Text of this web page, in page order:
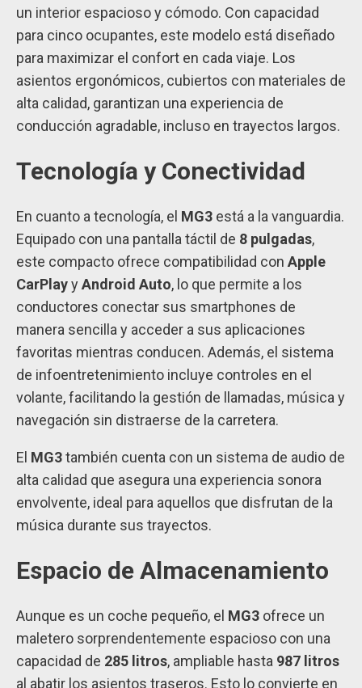
un interior espacioso y cómodo. Con capacidad
para cinco ocupantes, este modelo está diseñado
para maximizar el confort en cada viaje. Los
asientos ergonómicos, cubiertos con materiales de
alta calidad, garantizan una experiencia de
conducción agradable, incluso en trayectos largos.
Tecnología y Conectividad
En cuanto a tecnología, el MG3 está a la vanguardia.
Equipado con una pantalla táctil de 8 pulgadas,
este compacto ofrece compatibilidad con Apple
CarPlayyAndroid Auto, lo que permite a los
conductores conectar sus smartphones de
manera sencilla y acceder a sus aplicaciones
favoritas mientras conducen. Además, el sistema
de infoentretenimiento incluye controles en el
volante, facilitando la gestión de llamadas, música y
navegación sin distraerse de la carretera.
El MG3también cuenta con un sistema de audio de
alta calidad que asegura una experiencia sonora
envolvente, ideal para aquellos que disfrutan de la
música durante sus trayectos.
Espacio de Almacenamiento
Aunque es un coche pequeño, el MG3 ofrece un
maletero sorprendentemente espacioso con una
capacidad de 285 litros, ampliable hasta 987 litros
al abatir los asientos traseros. Esto lo convierte en